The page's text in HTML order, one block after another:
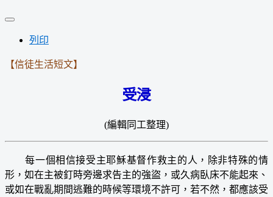
列印
【信徒生活短文】
受浸
(編輯同工整理)
每一個相信接受主耶穌基督作救主的人，除非特殊的情
形，如在主被釘時旁邊求告主的強盜，或久病臥床不能起來、
或如在戰亂期間逃難的時候等環境不許可，若不然，都應該受